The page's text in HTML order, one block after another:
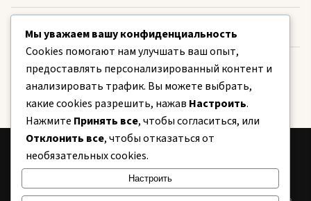
Пагинация
записей
2 … →
24 CITY
Мы уважаем вашу конфиденциальность
Cookies помогают нам улучшать ваш опыт,
предоставлять персонализированный контент и
анализировать трафик. Вы можете выбрать,
какие cookies разрешить, нажав Настроить.
Нажмите Принять все, чтобы согласиться, или
Отклонить все, чтобы отказаться от
необязательных cookies.
Настроить